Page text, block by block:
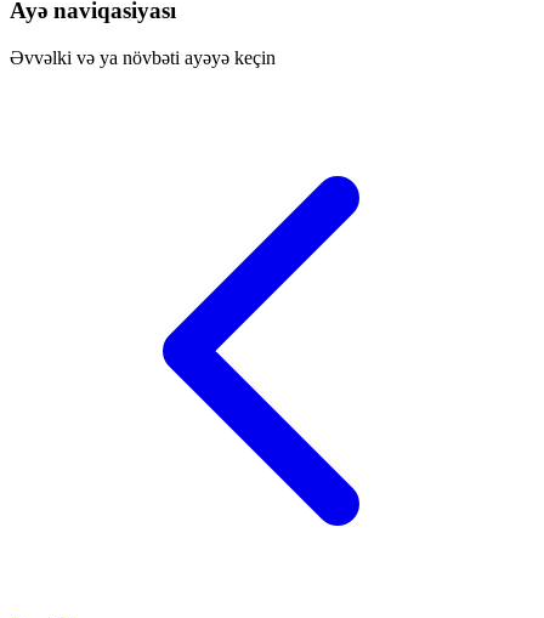
Ayə naviqasiyası
Əvvəlki və ya növbəti ayəyə keçin